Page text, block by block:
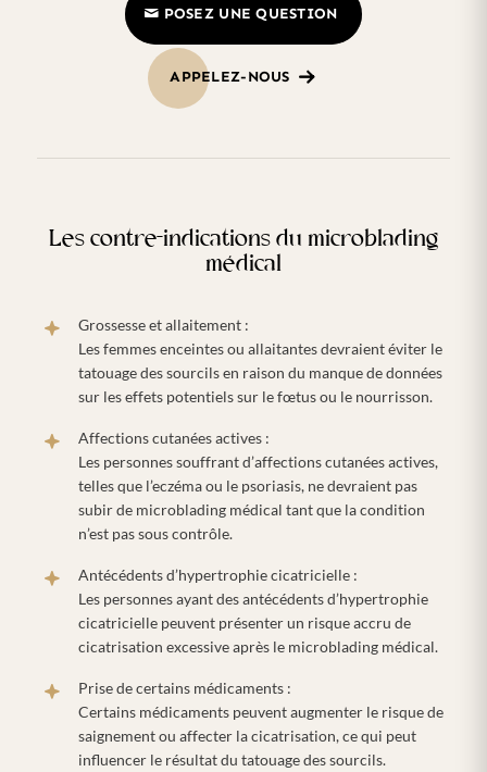
POSEZ UNE QUESTION
APPELEZ-NOUS
Les contre-indications du microblading
médical
Grossesse et allaitement :
Les femmes enceintes ou allaitantes devraient éviter le
tatouage des sourcils en raison du manque de données
sur les effets potentiels sur le fœtus ou le nourrisson.
Affections cutanées actives :
Les personnes souffrant d’affections cutanées actives,
telles que l’eczéma ou le psoriasis, ne devraient pas
subir de microblading médical tant que la condition
n’est pas sous contrôle.
Antécédents d’hypertrophie cicatricielle :
Les personnes ayant des antécédents d’hypertrophie
cicatricielle peuvent présenter un risque accru de
cicatrisation excessive après le microblading médical.
Prise de certains médicaments :
Certains médicaments peuvent augmenter le risque de
saignement ou affecter la cicatrisation, ce qui peut
influencer le résultat du tatouage des sourcils.